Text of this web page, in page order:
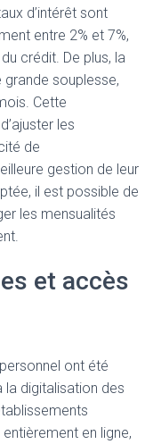
d’intérêt sont
entre 2% et 7%,
crédit. De plus, la
grande souplesse,
Cette
les
de
gestion de leur
il est possible de
les mensualités
et accès
ont été
digitalisation des
en ligne,